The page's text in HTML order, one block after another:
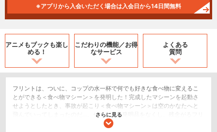
※アプリから入会いただく場合は入会日から14日間無料
アニメもブックも楽し
める！
こだわりの機能／お得
なサービス
よくある
質問
フリントは、ついに、コップの水一杯で何でも好きな食べ物に変えるこ
とができる＜食べ物マシーン＞を発明した！完成したマシーンを起動さ
せようとしたとき、事故が起こり＜食べ物マシーン＞は空のかなたへと
飛んでいってしまったのだ…。せっかくの発明品をなくし、残念がるフリ
ントだったが、突然、空から大量のチーズバーガーが降ってきた!!発明は
さらに見る